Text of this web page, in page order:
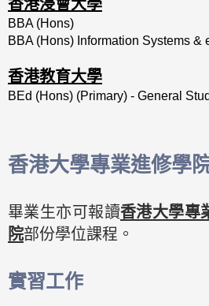
香港浸會大學
BBA (Hons)
BBA (Hons) Information Systems &
香港教育大學
BEd (Hons) (Primary) - General
香港大學專業進修學
畢業生亦可報讀香港大學專
院部份學位課程。
實習工作